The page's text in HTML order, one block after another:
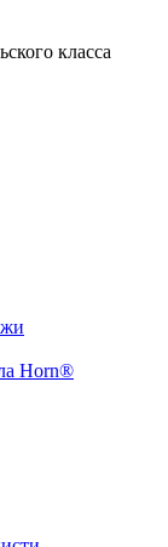
класса
Horn®